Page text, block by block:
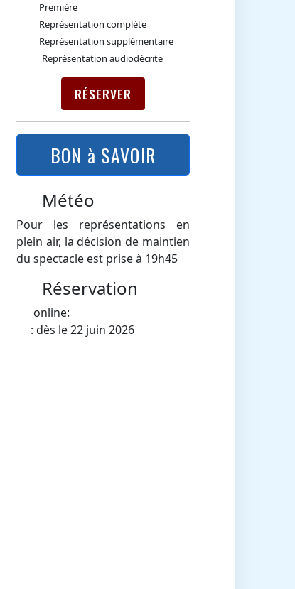
Première
Représentation complète
Représentation supplémentaire
Représentation audiodécrite
RÉSERVER
BON à SAVOIR
Météo
Pour les représentations en
plein air, la décision de maintien
du spectacle est prise à 19h45
Réservation
online:
: dès le 22 juin 2026